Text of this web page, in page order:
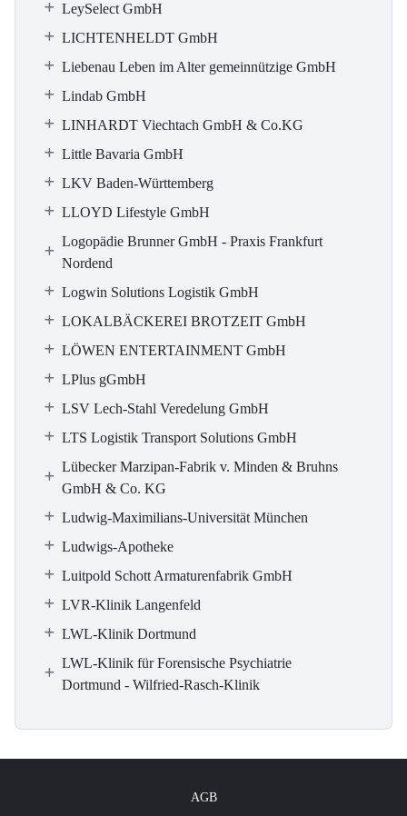
LeySelect GmbH
LICHTENHELDT GmbH
Liebenau Leben im Alter gemeinnützige GmbH
Lindab GmbH
LINHARDT Viechtach GmbH & Co.KG
Little Bavaria GmbH
LKV Baden-Württemberg
LLOYD Lifestyle GmbH
Logopädie Brunner GmbH - Praxis Frankfurt
Nordend
Logwin Solutions Logistik GmbH
LOKALBÄCKEREI BROTZEIT GmbH
LÖWEN ENTERTAINMENT GmbH
LPlus gGmbH
LSV Lech-Stahl Veredelung GmbH
LTS Logistik Transport Solutions GmbH
Lübecker Marzipan-Fabrik v. Minden & Bruhns
GmbH & Co. KG
Ludwig-Maximilians-Universität München
Ludwigs-Apotheke
Luitpold Schott Armaturenfabrik GmbH
LVR-Klinik Langenfeld
LWL-Klinik Dortmund
LWL-Klinik für Forensische Psychiatrie
Dortmund - Wilfried-Rasch-Klinik
AGB